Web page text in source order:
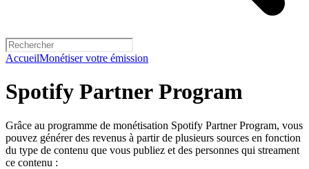
AccueilMonétiser votre émission
Spotify Partner Program
Grâce au programme de monétisation Spotify Partner Program, vous
pouvez générer des revenus à partir de plusieurs sources en fonction
du type de contenu que vous publiez et des personnes qui streament
ce contenu :